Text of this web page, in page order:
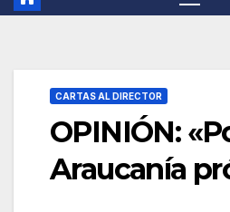
CARTAS AL DIRECTOR
OPINIÓN:
Araucanía